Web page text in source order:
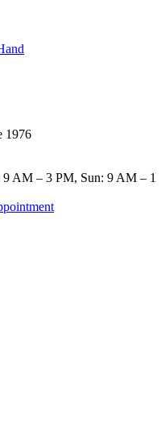
1976
AM – 3 PM, Sun: 9 AM – 1